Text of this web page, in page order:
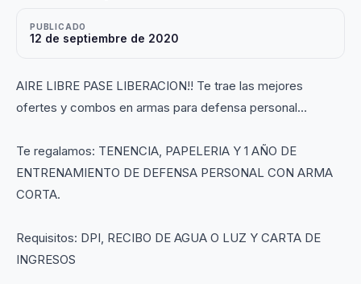
PUBLICADO
12 de septiembre de 2020
AIRE LIBRE PASE LIBERACION!! Te trae las mejores
ofertes y combos en armas para defensa personal…
Te regalamos: TENENCIA, PAPELERIA Y 1 AÑO DE
ENTRENAMIENTO DE DEFENSA PERSONAL CON ARMA
CORTA.
Requisitos: DPI, RECIBO DE AGUA O LUZ Y CARTA DE
INGRESOS